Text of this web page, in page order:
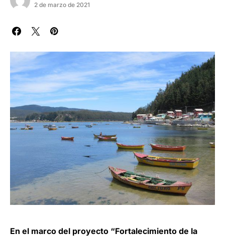
2 de marzo de 2021
En el marco del proyecto “Fortalecimiento de la